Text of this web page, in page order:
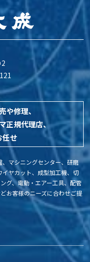
や修理、
正規代理店、
任せ
マシニングセンター、研磨
ヤカット、成型加工機、切
グ、電動・エアー工具、配管
お客様のニーズに合わせご提